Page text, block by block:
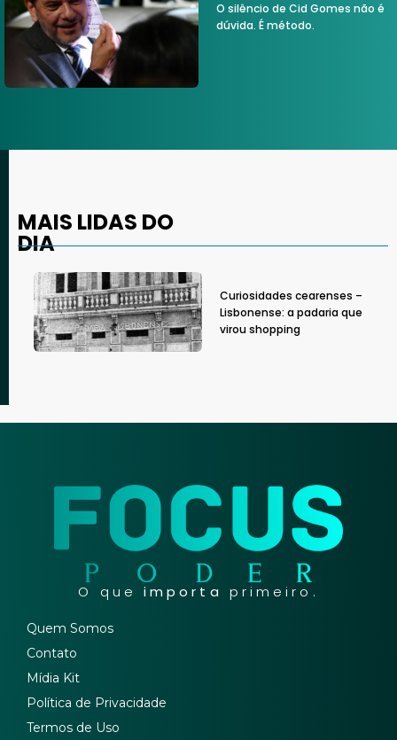
O silêncio de Cid Gomes não é
dúvida. É método.
MAIS LIDAS DO
DIA
Curiosidades cearenses –
Lisbonense: a padaria que
virou shopping
O que importa primeiro.
Quem Somos
Contato
Mídia Kit
Política de Privacidade
Termos de Uso